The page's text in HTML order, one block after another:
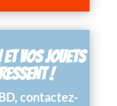
VOS JOUETS
!
contactez-